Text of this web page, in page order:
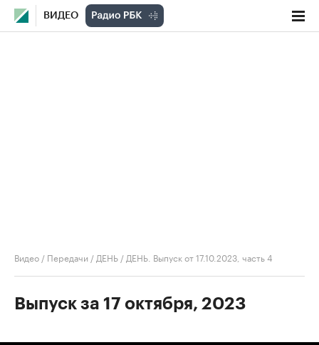
ВИДЕО
Видео / Передачи / ДЕНЬ / ДЕНЬ. Выпуск от 17.10.2023, часть 4
Выпуск за 17 октября, 2023